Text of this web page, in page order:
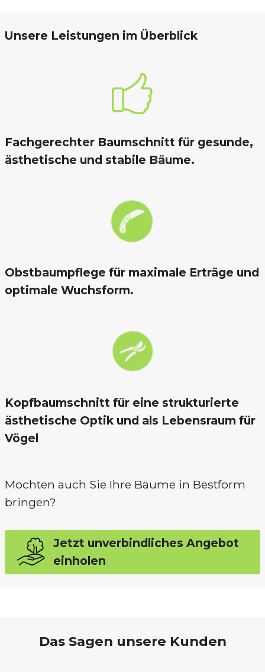
Unsere Leistungen im Überblick
Fachgerechter Baumschnitt für gesunde,
ästhetische und stabile Bäume.
Obstbaumpflege für maximale Erträge und
optimale Wuchsform.
Kopfbaumschnitt für eine strukturierte
ästhetische Optik und als Lebensraum für
Vögel
Möchten auch Sie Ihre Bäume in Bestform
bringen?
Jetzt unverbindliches Angebot
einholen
Das Sagen unsere Kunden